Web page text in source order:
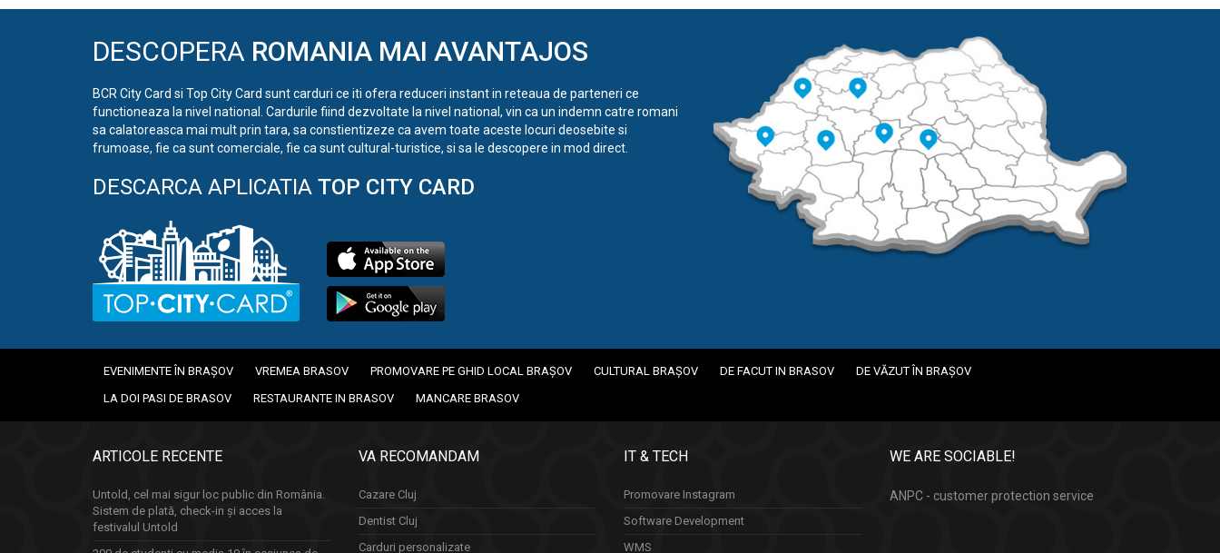
DESCOPERA ROMANIA MAI AVANTAJOS
BCR City Card si Top City Card sunt carduri ce iti ofera reduceri instant in reteaua de parteneri ce
functioneaza la nivel national. Cardurile fiind dezvoltate la nivel national, vin ca un indemn catre romani
sa calatoreasca mai mult prin tara, sa constientizeze ca avem toate aceste locuri deosebite si
frumoase, fie ca sunt comerciale, fie ca sunt cultural-turistice, si sa le descopere in mod direct.
DESCARCA APLICATIA TOP CITY CARD
EVENIMENTE ÎN BRAȘOV VREMEA BRASOV PROMOVARE PE GHID LOCAL BRAȘOV CULTURAL BRAȘOV DE FACUT IN BRASOV
DE VĂZUT ÎN BRAȘOV
LA DOI PASI DE BRASOV
RESTAURANTE IN BRASOV MANCARE BRASOV
ARTICOLE RECENTE
Untold, cel mai sigur loc public din România.
Sistem de plată, check-in și acces la
festivalul Untold
VA RECOMANDAM
Cazare Cluj
Dentist Cluj
Carduri personalizate
IT & TECH
Promovare Instagram
Software Development
WMS
WE ARE SOCIABLE!
ANPC - customer protection service